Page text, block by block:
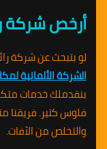
أرخص شركة
لو بتبحث عن شركة
الشركة الألمانية
بنقدملك خدمات
فلوس كتير. فريقنا
والتخلص من الآفات.